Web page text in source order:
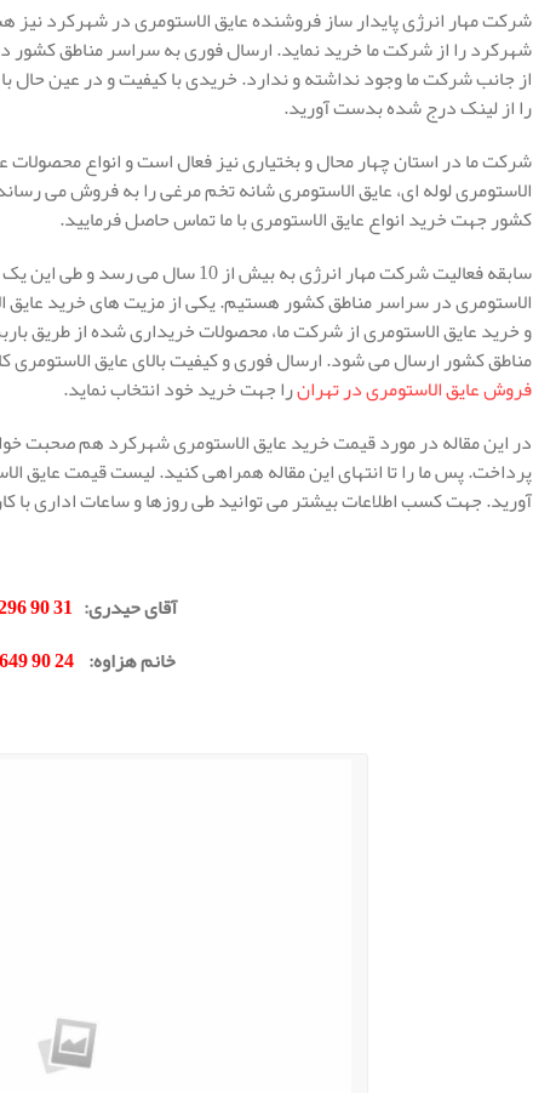
شرکت مهار انرژی پایدار ساز فروشنده عایق الاستومری در شهرکرد
شهرکرد را از شرکت ما خرید نماید. ارسال فوری به سراسر مناطق کشور
از جانب شرکت ما وجود نداشته و ندارد. خریدی با کیفیت و در عین حال
را از لینک درج شده بدست آورید.
شرکت ما در استان چهار محال و بختیاری نیز فعال است و انواع محصولات
الاستومری لوله ای، عایق الاستومری شانه تخم مرغی را به فروش می
کشور جهت خرید انواع عایق الاستومری با ما تماس حاصل فرمایید.
سابقه فعالیت شرکت مهار انرژی به
الاستومری در سراسر مناطق کشور هستیم. یکی از مزیت های خرید
و خرید عایق الاستومری از شرکت ما، محصولات خریداری شده از طریق
مناطق کشور ارسال می شود. ارسال فوری و کیفیت بالای عایق
فروش عایق الاستومری در تهرانرا جهت خرید خود انتخاب نماید.
در این مقاله در مورد قیمت خرید عایق الاستومری شهرکرد هم صحبت
پرداخت. پس ما را تا انتهای این مقاله همراهی کنید. لیست قیمت عایق
آورید. جهت کسب اطلاعات بیشتر می توانید طی روزها و ساعات اداری
آقای حیدری:
31 90 296 0912
خانم هزاوه:
24 90 649 0902